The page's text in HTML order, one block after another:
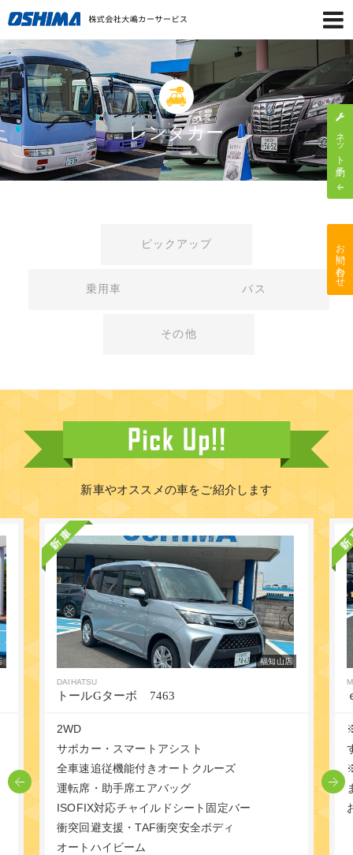
レンタカー
ピックアップ
乗用車 バス
その他
新車やオススメの車をご紹介します
福知山店
DAIHATSU
トールGターボ 7463
2WD
サポカー・スマートアシスト
全車速追従機能付きオートクルーズ
運転席・助手席エアバッグ
ISOFIX対応チャイルドシート固定バー
衝突回避支援・TAF衝突安全ボディ
オートハイビーム
ネット予約
お問い合わせ